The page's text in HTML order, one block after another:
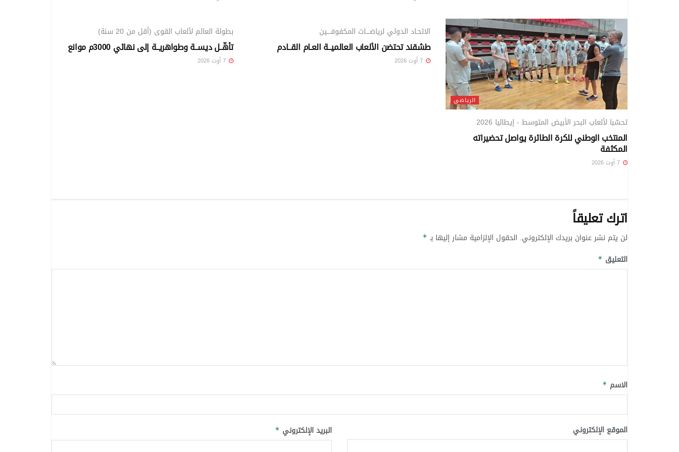
الرياضي
تحسّبا لألعاب البحر الأبيض المتوسط - إيطاليا 2026
المنتخب الوطني للكرة الطائرة يواصل تحضيراته
المكثفة
الاتحـاد الدولي لرياضــــات المكفوفــــين
طشقند تحتضن الألعاب العالميــة العـام القــادم
بطولة العالم لألعاب القوى (أقل من 20 سنة)
تأهّــل ديســة وطواهريــة إلى نهائي 3000م موانع
اترك تعليقاً
لن يتم نشر عنوان بريدك الإلكتروني. الحقول الإلزامية مشار إليها بـ *
التعليق *
الاسم *
البريد الإلكتروني * الموقع الإلكتروني